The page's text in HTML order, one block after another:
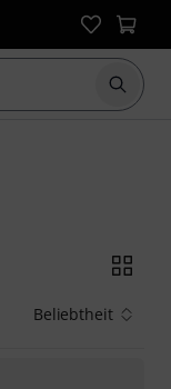
Suche
Beliebtheit